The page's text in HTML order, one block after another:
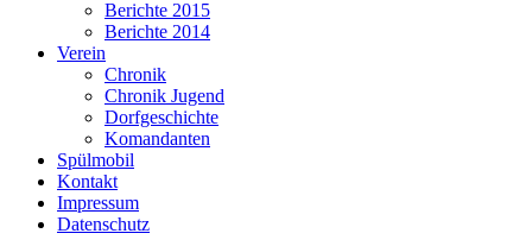
Berichte 2015
Berichte 2014
Verein
Chronik
Chronik Jugend
Dorfgeschichte
Komandanten
Spülmobil
Kontakt
Impressum
Datenschutz